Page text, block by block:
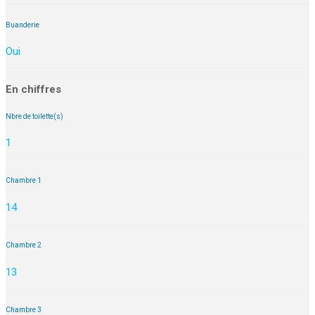
Buanderie
Oui
En chiffres
Nbre de toilette(s)
1
Chambre 1
14
Chambre 2
13
Chambre 3